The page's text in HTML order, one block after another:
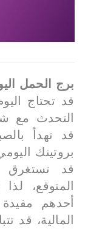
برج الحمل
قد تحتاج
التحدث مع
قد تهدأ
بروتينك
قد تستغرق
المتوقع،
أحدهم
المالية، قد